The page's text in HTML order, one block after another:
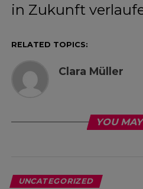
in Zukunft
RELATED TOPICS:
Clara Müller
YOU
UNCATEGORIZED